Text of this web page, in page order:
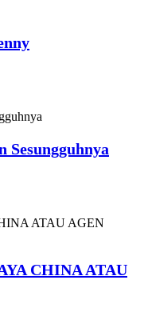
Sesungguhnya
CHINA ATAU